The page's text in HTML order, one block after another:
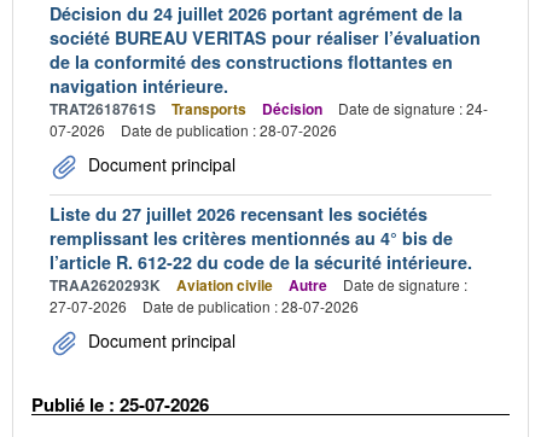
Décision du 24 juillet 2026 portant agrément de la
société BUREAU VERITAS pour réaliser l’évaluation
de la conformité des constructions flottantes en
navigation intérieure.
TRAT2618761S Transports Décision
Date de signature : 24-
07-2026
Date de publication : 28-07-2026
Document principal
Liste du 27 juillet 2026 recensant les sociétés
remplissant les critères mentionnés au 4° bis de
l’article R. 612-22 du code de la sécurité intérieure.
TRAA2620293K Aviation civile Autre
Date de signature :
27-07-2026
Date de publication : 28-07-2026
Document principal
Publié le : 25-07-2026